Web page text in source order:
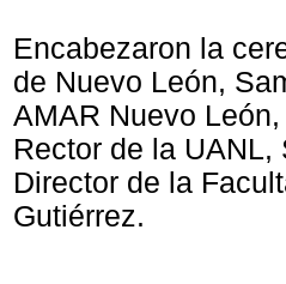
Encabezaron la
de Nuevo León,
AMAR Nuevo
Rector de la
Director de la
Gutiérrez.